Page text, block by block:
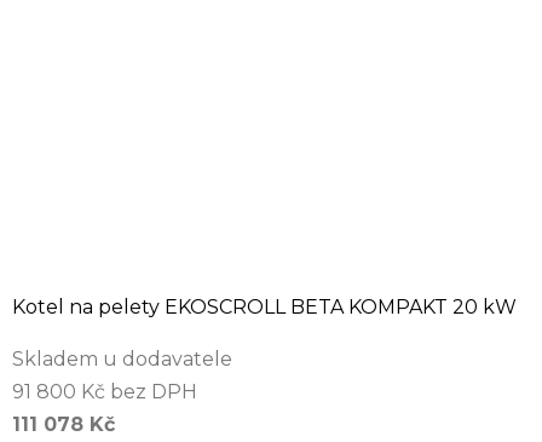
Kotel na pelety EKOSCROLL BETA KOMPAKT 20 kW
Skladem u dodavatele
91 800 Kč bez DPH
111 078 Kč